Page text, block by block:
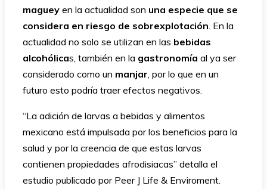
maguey en la actualidad son una especie que se
considera en riesgo de sobrexplotación . En la
actualidad no solo se utilizan en las bebidas
alcohólicas, también en la gastronomía al ya ser
considerado como un manjar , por lo que en un
futuro esto podría traer efectos negativos.
“La adición de larvas a bebidas y alimentos
mexicano está impulsada por los beneficios para la
salud y por la creencia de que estas larvas
contienen propiedades afrodisiacas” detalla el
estudio publicado por Peer J Life & Enviroment.